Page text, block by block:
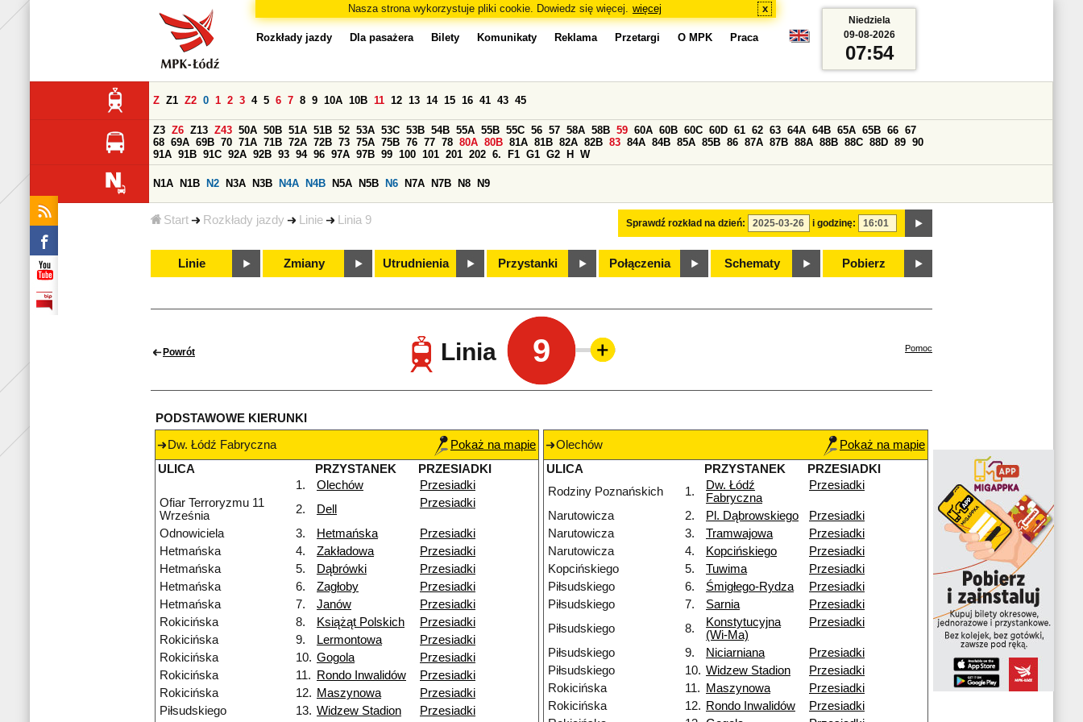
Nasza strona wykorzystuje pliki cookie. Dowiedz się więcej. więcej x
Start Rozkłady jazdy Linie Linia 9
Rozkłady jazdy Dla pasażera Bilety Komunikaty Reklama Przetargi O MPK Praca
Sprawdź rozkład na dzień: i godzinę:
Z Z1 Z2 0 1 2 3 4 5 6 7 8 9 10A 10B 11 12 13 14 15 16 41 43 45
Z3 Z6 Z13 Z43 50A 50B 51A 51B 52 53A 53C 53B 54B 55A 55B 55C 56 57 58A 58B 59 60A 60B 60C 60D 61 62 63 64A 64B 65A 65B 66 67
68 69A 69B 70 71A 71B 72A 72B 73 75A 75B 76 77 78 80A 80B 81A 81B 82A 82B 83 84A 84B 85A 85B 86 87A 87B 88A 88B 88C 88D 89 90
91A 91B 91C 92A 92B 93 94 96 97A 97B 99 100 101 201 202 6. F1 G1 G2 H W
N1A N1B N2 N3A N3B N4A N4B N5A N5B N6 N7A N7B N8 N9
Linie Zmiany Utrudnienia Przystanki Połączenia Schematy Pobierz
Niedziela
09-08-2026
07:54
Powrót Linia 9 Pomoc
PODSTAWOWE KIERUNKI
Dw. Łódź Fabryczna
Pokaż na mapie
ULICA
PRZYSTANEK
PRZESIADKI
1.
Olechów
Przesiadki
Ofiar Terroryzmu 11
Września
2. Dell Przesiadki
Odnowiciela 3. Hetmańska
Przesiadki
Hetmańska
4. Zakładowa
Przesiadki
Hetmańska
5. Dąbrówki
Przesiadki
Hetmańska
6. Zagłoby
Przesiadki
Hetmańska
7. Janów
Przesiadki
Rokicińska
8. Książąt Polskich
Przesiadki
Rokicińska
9. Lermontowa
Przesiadki
Rokicińska
10. Gogola
Przesiadki
Rokicińska
11. Rondo Inwalidów
Przesiadki
Rokicińska
12. Maszynowa
Przesiadki
Piłsudskiego
13. Widzew Stadion Przesiadki
Olechów
Pokaż na mapie
ULICA
PRZYSTANEK
PRZESIADKI
Rodziny Poznańskich
1.
Dw. Łódź
Fabryczna
Przesiadki
Narutowicza 2. Pl. Dąbrowskiego
Przesiadki
Narutowicza
3. Tramwajowa
Przesiadki
Narutowicza
4. Kopcińskiego
Przesiadki
Kopcińskiego
5. Tuwima
Przesiadki
Piłsudskiego
6. Śmigłego-Rydza
Przesiadki
Piłsudskiego
7. Sarnia
Przesiadki
Piłsudskiego
8.
Konstytucyjna
(Wi-Ma)
Przesiadki
Piłsudskiego 9. Niciarniana
Przesiadki
Piłsudskiego
10. Widzew Stadion
Przesiadki
Rokicińska
11. Maszynowa
Przesiadki
Rokicińska
12. Rondo Inwalidów
Przesiadki